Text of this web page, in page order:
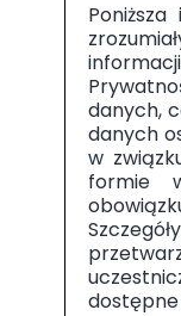
danych,
danych
w
formie